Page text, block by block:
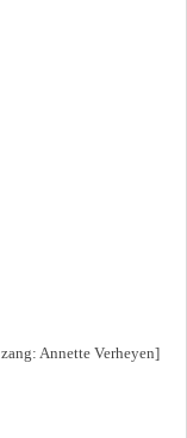
, zang: Annette Verheyen]